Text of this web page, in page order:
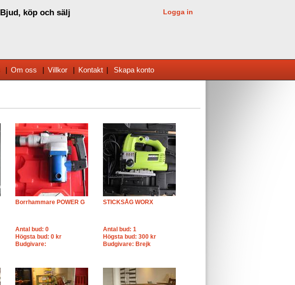
Bjud, köp och sälj Logga in
| Om oss | Villkor | Kontakt | Skapa konto
Borrhammare POWER G
Antal bud: 0
Högsta bud: 0 kr
Budgivare:
STICKSÅG WORX
Antal bud: 1
Högsta bud: 300 kr
Budgivare: Brejk